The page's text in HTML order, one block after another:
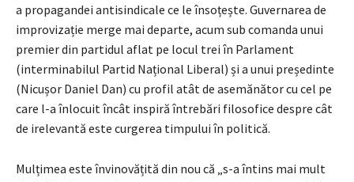
a propagandei antisindicale ce le însoțește. Guvernarea de
improvizație merge mai departe, acum sub comanda unui
premier din partidul aflat pe locul trei în Parlament
(interminabilul Partid Național Liberal) și a unui președinte
(Nicușor Daniel Dan) cu profil atât de asemănător cu cel pe
care l-a înlocuit încât inspiră întrebări filosofice despre cât
de irelevantă este curgerea timpului în politică.
Mulțimea este învinovățită din nou că „s-a întins mai mult